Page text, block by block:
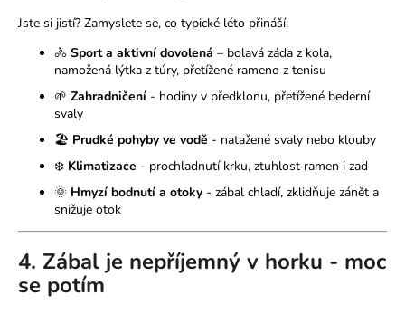
Jste si jistí? Zamyslete se, co typické léto přináší:
🚴 Sport a aktivní dovolená – bolavá záda z kola,
namožená lýtka z túry, přetížené rameno z tenisu
🌱 Zahradničení - hodiny v předklonu, přetížené bederní
svaly
🏖️ Prudké pohyby ve vodě - natažené svaly nebo klouby
❄️ Klimatizace - prochladnutí krku, ztuhlost ramen i zad
🌞 Hmyzí bodnutí a otoky - zábal chladí, zklidňuje zánět a
snižuje otok
4. Zábal je nepříjemný v horku - moc
se potím